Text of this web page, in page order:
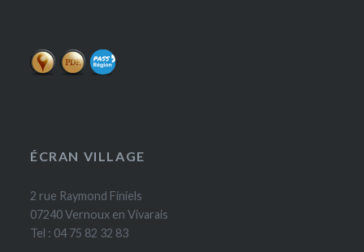
ÉCRAN VILLAGE
2 rue Raymond Finiels
07240 Vernoux en Vivarais
Tel : 04 75 82 32 83